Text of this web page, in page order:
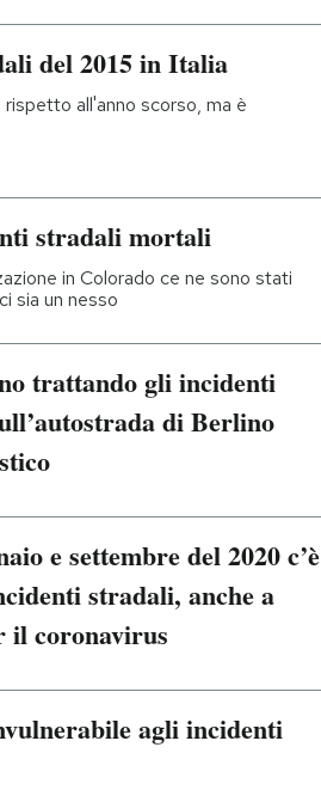
del 2015 in Italia
all'anno scorso, ma è
stradali mortali
in Colorado ce ne sono stati
sia un nesso
trattando gli incidenti
di Berlino
e settembre del 2020 c’è
stradali, anche a
il coronavirus
agli incidenti